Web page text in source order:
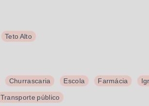
Teto Alto
Churrascaria Escola Farmácia
Transporte público